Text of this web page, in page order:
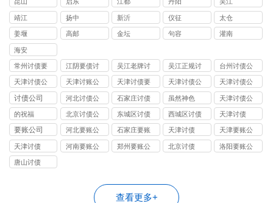
昆山 启东 江都 丹阳 吴江
靖江 扬中 新沂 仪征 太仓
姜堰 高邮 金坛 句容 灌南
海安
常州讨债要
账
江阴要债讨
账公司
吴江老牌讨
债公司
吴江正规讨
债公司
台州讨债公
司
天津讨债公
司
天津讨账公
司
天津讨债要
账公司
天津讨债公
司
天津讨债公
司
讨债公司
河北讨债公
司
石家庄讨债
公司
虽然神色
天津讨债公
司
的祝福
北京讨债公
司
东城区讨债
公司
西城区讨债
公司
天津讨债
要账公司
河北要账公
司
石家庄要账
公司
天津讨债
天津要账公
司
天津讨债
河南要账公
郑州要账公
北京讨债
洛阳要账公
唐山讨债
查看更多+